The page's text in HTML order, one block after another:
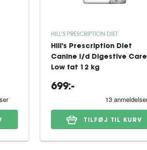
HILL'S PRESCRIPTION DIET
Hill's Prescription Diet
Canine i/d Digestive Care
Low fat 12 kg
699:-
TILFØJ TIL KURV